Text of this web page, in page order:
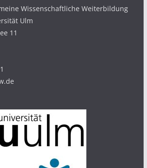
Wissenschaftliche Weiterbildung
Ulm
11